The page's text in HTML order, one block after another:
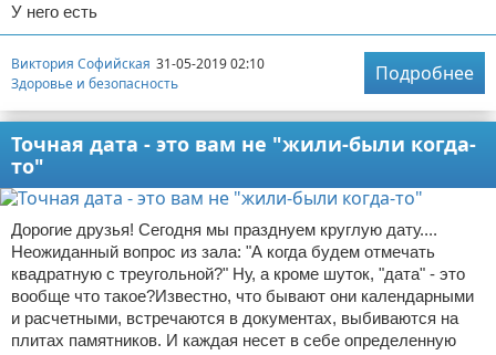
У него есть
Виктория Софийская 31-05-2019 02:10
Здоровье и безопасность
Подробнее
Точная дата - это вам не "жили-были когда-
то"
Дорогие друзья! Сегодня мы празднуем круглую дату....
Неожиданный вопрос из зала: "А когда будем отмечать
квадратную с треугольной?" Ну, а кроме шуток, "дата" - это
вообще что такое?Известно, что бывают они календарными
и расчетными, встречаются в документах, выбиваются на
плитах памятников. И каждая несет в себе определенную